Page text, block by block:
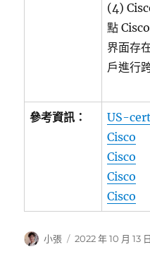
(4)
點
界面存
戶進行
參考資訊：
US-cert
Cisco
Cisco
Cisco
Cisco
作
小張
發
2022 年 10 月 13 日